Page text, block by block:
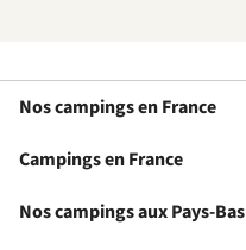
Nos campings en France
Campings en France
Nos campings aux Pays-Bas